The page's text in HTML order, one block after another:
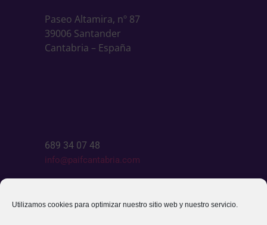
Utilizamos cookies para optimizar nuestro sitio web y nuestro servicio.
Paseo Altamira, nº 87
39006 Santander
Cantabria – España
689 34 07 48
info@paifcantabria.com